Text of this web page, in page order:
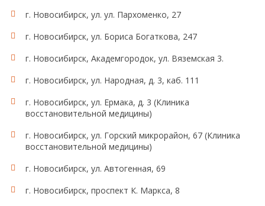
г. Новосибирск, ул. ул. Пархоменко, 27
г. Новосибирск, ул. Бориса Богаткова, 247
г. Новосибирск, Академгородок, ул. Вяземская 3.
г. Новосибирск, ул. Народная, д. 3, каб. 111
г. Новосибирск, ул. Ермака, д. 3 (Клиника
восстановительной медицины)
г. Новосибирск, ул. Горский микрорайон, 67 (Клиника
восстановительной медицины)
г. Новосибирск, ул. Автогенная, 69
г. Новосибирск, проспект К. Маркса, 8